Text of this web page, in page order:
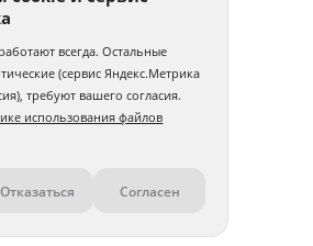
всегда. Остальные
(сервис Яндекс.Метрика
требуют вашего согласия.
использования файлов
Отказаться Согласен